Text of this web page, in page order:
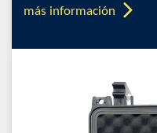
más información